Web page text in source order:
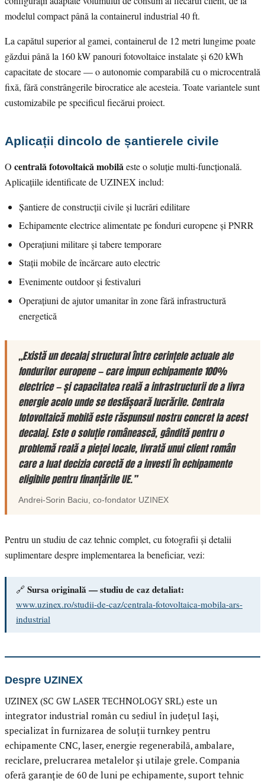
modelul compact până la containerul industrial 40 ft.
La capătul superior al gamei, containerul de 12 metri lungime poate
găzdui până la 160 kW panouri fotovoltaice instalate și 620 kWh
capacitate de stocare — o autonomie comparabilă cu o microcentrală
fixă, fără constrângerile birocratice ale acesteia. Toate variantele sunt
customizabile pe specificul fiecărui proiect.
Aplicații dincolo de șantierele civile
O centrală fotovoltaică mobilăeste o soluție multi-funcțională.
Aplicațiile identificate de UZINEX includ:
Șantiere de construcții civile și lucrări edilitare
Echipamente electrice alimentate pe fonduri europene și PNRR
Operațiuni militare și tabere temporare
Stații mobile de încărcare auto electric
Evenimente outdoor și festivaluri
Operațiuni de ajutor umanitar în zone fără infrastructură
energetică
„Există un decalaj structural între cerințele actuale ale
fondurilor europene — care impun echipamente 100%
electrice — și capacitatea reală a infrastructurii de a livra
energie acolo unde se desfășoară lucrările. Centrala
fotovoltaică mobilă este răspunsul nostru concret la acest
decalaj. Este o soluție românească, gândită pentru o
problemă reală a pieței locale, livrată unui client român
care a luat decizia corectă de a investi în echipamente
eligibile pentru finanțările UE.”
Andrei-Sorin Baciu, co-fondator UZINEX
Pentru un studiu de caz tehnic complet, cu fotografii și detalii
suplimentare despre implementarea la beneficiar, vezi:
🔗 Sursa originală — studiu de caz detaliat:
www.uzinex.ro/studii-de-caz/centrala-fotovoltaica-mobila-ars-
industrial
Despre UZINEX
UZINEX (SC GW LASER TECHNOLOGY SRL) este un
integrator industrial român cu sediul în județul Iași,
specializat în furnizarea de soluții turnkey pentru
echipamente CNC, laser, energie regenerabilă, ambalare,
reciclare, prelucrarea metalelor și utilaje grele. Compania
oferă garanție de 60 de luni pe echipamente, suport tehnic